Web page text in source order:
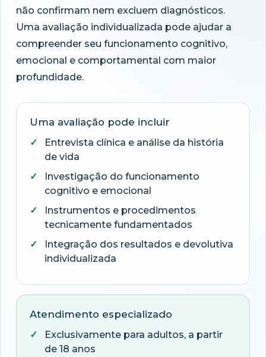
não confirmam nem excluem diagnósticos.
Uma avaliação individualizada pode ajudar a
compreender seu funcionamento cognitivo,
emocional e comportamental com maior
profundidade.
Uma avaliação pode incluir
Entrevista clínica e análise da história
de vida
Investigação do funcionamento
cognitivo e emocional
Instrumentos e procedimentos
tecnicamente fundamentados
Integração dos resultados e devolutiva
individualizada
Atendimento especializado
Exclusivamente para adultos, a partir
de 18 anos